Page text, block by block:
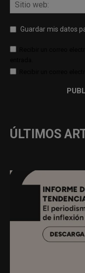
Guardar mis datos
ÚLTIMOS